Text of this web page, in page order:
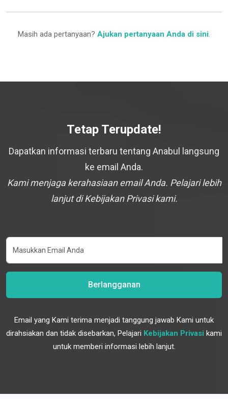
Masih ada pertanyaan? Ajukan pertanyaan Anda di sini.
Tetap Terupdate!
Dapatkan informasi terbaru tentang Anabul langsung
ke email Anda.
Kami menjaga kerahasiaan email Anda. Pelajari lebih
lanjut di Kebijakan Privasi kami.
Berlangganan
Email yang Kami terima menjadi tanggung jawab Kami untuk
dirahsiakan dan tidak disebarkan, Pelajari Kebijakan Privasi kami
untuk memberi informasi lebih lanjut.